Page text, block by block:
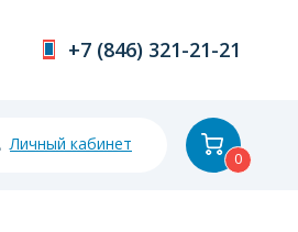
+7 (846) 321-21-21
Личный кабинет
0